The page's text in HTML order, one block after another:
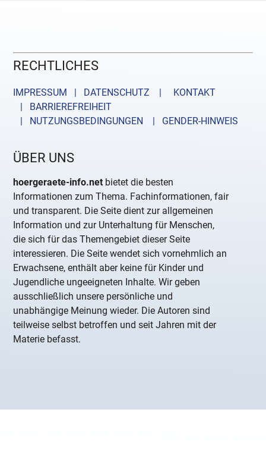
RECHTLICHES
IMPRESSUM | DATENSCHUTZ |
KONTAKT
| BARRIEREFREIHEIT
| NUTZUNGSBEDINGUNGEN
| GENDER-HINWEIS
ÜBER UNS
hoergeraete-info.net bietet die besten
Informationen zum Thema. Fachinformationen, fair
und transparent. Die Seite dient zur allgemeinen
Information und zur Unterhaltung für Menschen,
die sich für das Themengebiet dieser Seite
interessieren. Die Seite wendet sich vornehmlich an
Erwachsene, enthält aber keine für Kinder und
Jugendliche ungeeigneten Inhalte. Wir geben
ausschließlich unsere persönliche und
unabhängige Meinung wieder. Die Autoren sind
teilweise selbst betroffen und seit Jahren mit der
Materie befasst.